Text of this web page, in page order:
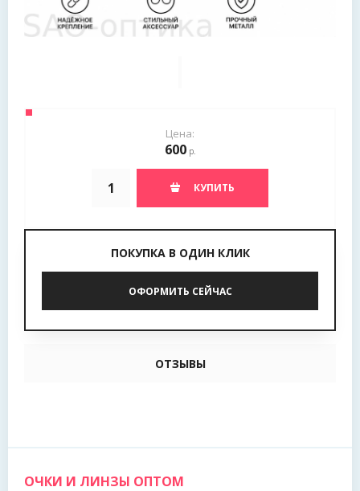
Цена:
600 р.
КУПИТЬ
ПОКУПКА В ОДИН КЛИК
ОФОРМИТЬ СЕЙЧАС
ОТЗЫВЫ
ОЧКИ И ЛИНЗЫ ОПТОМ